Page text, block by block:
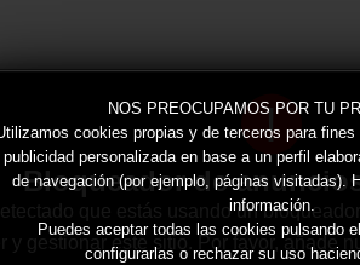
!
Bloqueador de
que estás usando un
y gestionar este sitio. Por favor, añade
NOS PREOCUPAMOS POR TU
cookies propias y de terceros para
publicidad personalizada en base a un perfil
de navegación (por ejemplo, páginas visitadas).
información.
Puedes aceptar todas las cookies pulsando
configurarlas o rechazar su uso